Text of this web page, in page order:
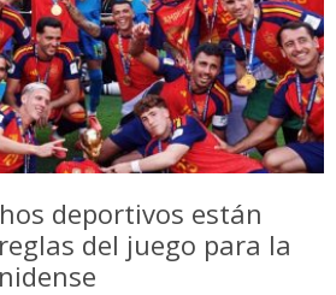
deportivos están
del juego para la